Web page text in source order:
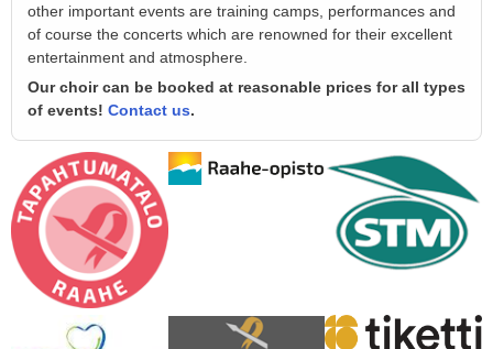
other important events are training camps, performances and
of course the concerts which are renowned for their excellent
entertainment and atmosphere.
Our choir can be booked at reasonable prices for all types
of events! Contact us.